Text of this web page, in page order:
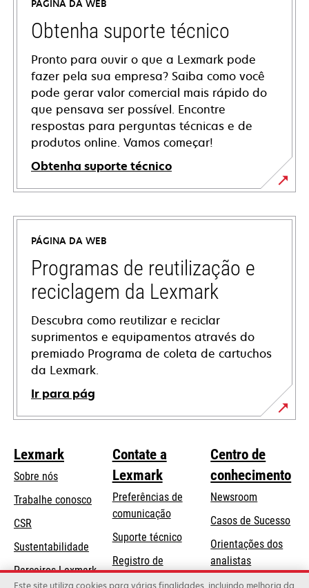
PÁGINA DA WEB
Obtenha suporte técnico
Pronto para ouvir o que a Lexmark pode
fazer pela sua empresa? Saiba como você
pode gerar valor comercial mais rápido do
que pensava ser possível. Encontre
respostas para perguntas técnicas e de
produtos online. Vamos começar!
Obtenha suporte técnico
abre
em
nova
guia
PÁGINA DA WEB
Programas de reutilização e
reciclagem da Lexmark
Descubra como reutilizar e reciclar
suprimentos e equipamentos através do
premiado Programa de coleta de cartuchos
da Lexmark.
Ir para pág
Lexmark
Sobre nós
Trabalhe conosco
CSR
Sustentabilidade
Parceiros Lexmark
Contate a
Lexmark
Preferências de
comunicação
Suporte técnicoabre
uma
Registro de
produtos
Centro de
conhecimento
Newsroom
Casos de Sucesso
Orientações dos
analistas
Blog Lexmark
Este site utiliza cookies para várias finalidades, incluindo melhoria da